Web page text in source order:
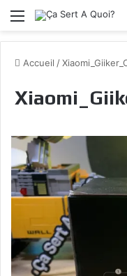
Menu
Accueil /